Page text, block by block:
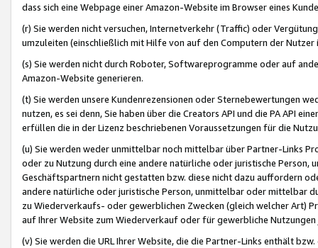
dass sich eine Webpage einer Amazon-Website im Browser eines
(r) Sie werden nicht versuchen, Internetverkehr (Traffic) oder
umzuleiten (einschließlich mit Hilfe von auf den Computern der
(s) Sie werden nicht durch Roboter, Softwareprogramme oder auf
Amazon-Website generieren.
(t) Sie werden unsere Kundenrezensionen oder Sternebewertungen
nutzen, es sei denn, Sie haben über die Creators API und die PA API
erfüllen die in der Lizenz beschriebenen Voraussetzungen für die
(u) Sie werden weder unmittelbar noch mittelbar über Partner-Links
oder zu Nutzung durch eine andere natürliche oder juristische
Geschäftspartnern nicht gestatten bzw. diese nicht dazu auffordern
andere natürliche oder juristische Person, unmittelbar oder mittelbar
zu Wiederverkaufs- oder gewerblichen Zwecken (gleich welcher Art)
auf Ihrer Website zum Wiederverkauf oder für gewerbliche
(v) Sie werden die URL Ihrer Website, die die Partner-Links enthält